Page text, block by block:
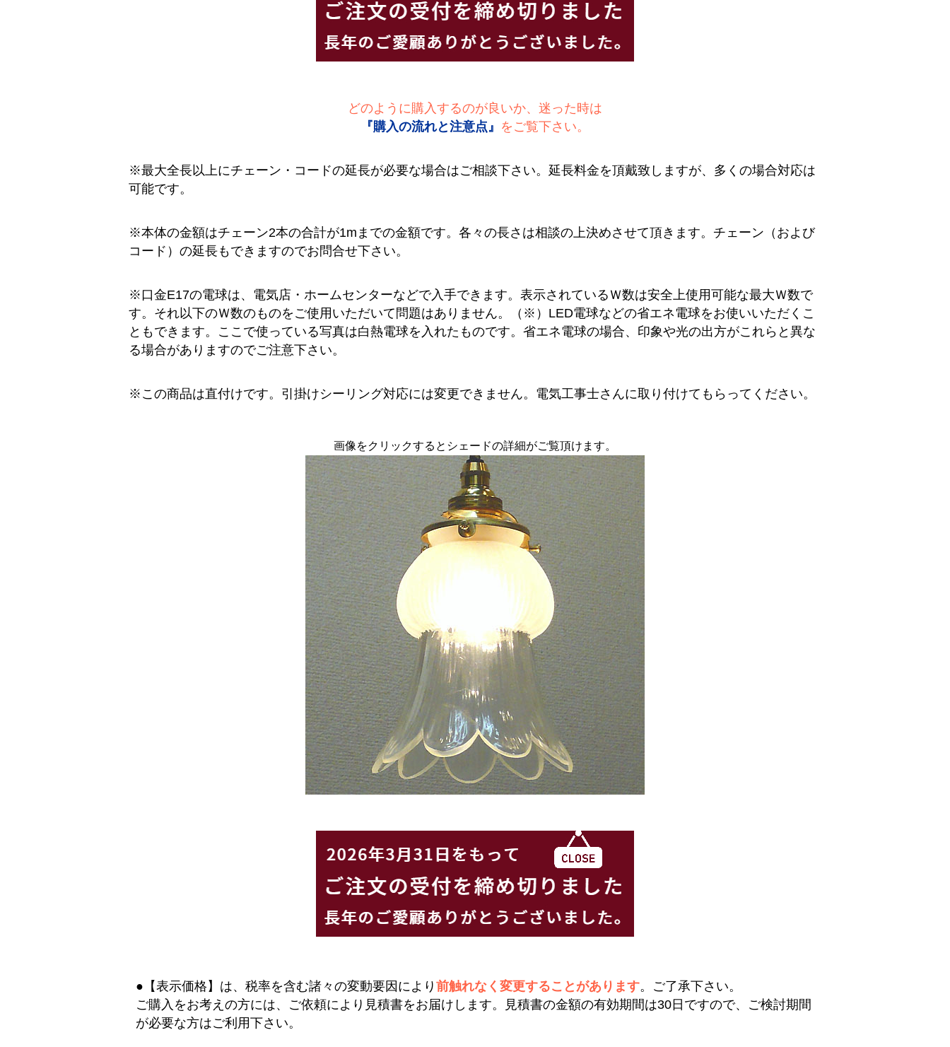
どのように購入するのが良いか、迷った時は
『購入の流れと注意点』 をご覧下さい。
※最大全長以上にチェーン・コードの延長が必要な場合はご相談下さい。延長料金を頂戴致しますが、多くの場合対応は
可能です。
※本体の金額はチェーン2本の合計が1mまでの金額です。各々の長さは相談の上決めさせて頂きます。チェーン（および
コード）の延長もできますのでお問合せ下さい。
※口金E17の電球は、電気店・ホームセンターなどで入手できます。表示されているＷ数は安全上使用可能な最大Ｗ数で
す。それ以下のＷ数のものをご使用いただいて問題はありません。（※）LED電球などの省エネ電球をお使いいただくこ
ともできます。ここで使っている写真は白熱電球を入れたものです。省エネ電球の場合、印象や光の出方がこれらと異な
る場合がありますのでご注意下さい。
※この商品は直付けです。引掛けシーリング対応には変更できません。電気工事士さんに取り付けてもらってください。
画像をクリックするとシェードの詳細がご覧頂けます。
●【表示価格】は、税率を含む諸々の変動要因により 前触れなく変更することがあります。ご了承下さい。
ご購入をお考えの方には、ご依頼により見積書をお届けします。見積書の金額の有効期間は30日ですので、ご検討期間
が必要な方はご利用下さい。